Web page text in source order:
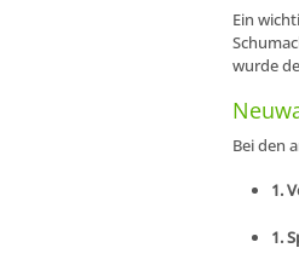
Ein
wurde
Bei den
1.
1.